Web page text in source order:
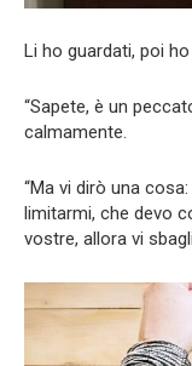
Li ho guardati, poi
“Sapete, è un
calmamente.
“Ma vi dirò una
limitarmi, che devo
vostre, allora vi